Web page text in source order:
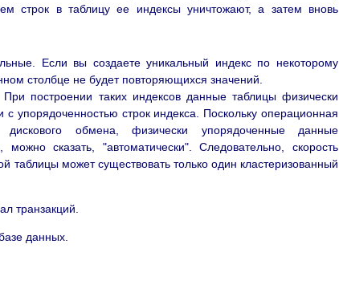
строк в таблицу ее индексы уничтожают, а затем вновь
Если вы создаете уникальный индекс по некоторому
столбце не будет повторяющихся значений.
построении таких индексов данные таблицы физически
с упорядоченностью строк индекса. Поскольку операционная
обмена, физически упорядоченные данные
сказать, "автоматически". Следовательно, скорость
таблицы может существовать только один кластеризованный
транзакций.
данных.